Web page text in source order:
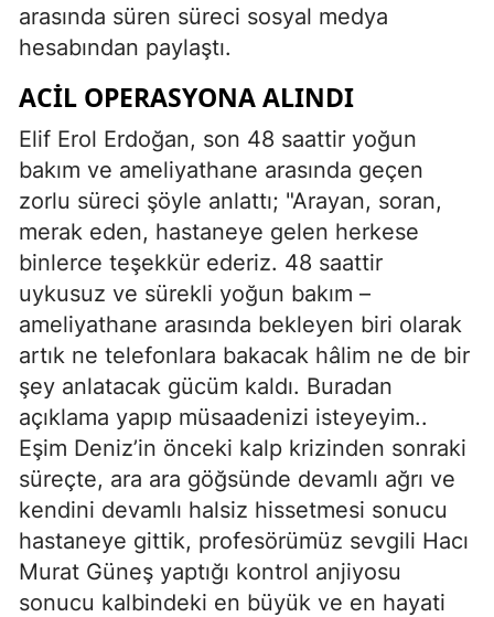
arasında süren süreci sosyal medya
hesabından paylaştı.
ACIL OPERASYONA ALINDI
Elif Erol Erdoğan, son 48 saattir yoğun
bakım ve ameliyathane arasında geçen
zorlu süreci şöyle anlattı; "Arayan, soran,
merak eden, hastaneye gelen herkese
binlerce teşekkür ederiz. 48 saattir
uykusuz ve sürekli yoğun bakım –
ameliyathane arasında bekleyen biri olarak
artık ne telefonlara bakacak hâlim ne de bir
şey anlatacak gücüm kaldı. Buradan
açıklama yapıp müsaadenizi isteyeyim..
Eşim Deniz’in önceki kalp krizinden sonraki
süreçte, ara ara göğsünde devamlı ağrı ve
kendini devamlı halsiz hissetmesi sonucu
hastaneye gittik, profesörümüz sevgili Hacı
Murat Güneş yaptığı kontrol anjiyosu
sonucu kalbindeki en büyük ve en hayati